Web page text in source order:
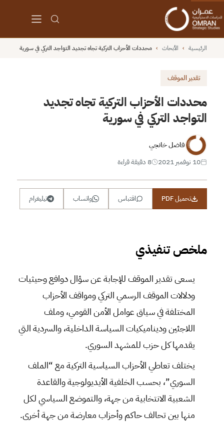
الرئيسية › الأبحاث › محددات الأحزاب التركية تجاه تجديد التواجد التركي في سورية
تقدير الموقف
محددات الأحزاب التركية تجاه تجديد
التواجد التركي في سورية
فاضل خانجي
10 نوفمبر 2021
8 دقيقة قراءة
تحميل PDF اقتباس واتساب تيليغرام
ملخص تنفيذي
يسعى تقدير الموقف للإجابة عن سؤال دوافع وحيثيات
ودلالات الموقف الرسمي التركي ومواقف الأحزاب
المختلفة في سياق عوامل الأمن القومي، وملف
اللاجئين وديناميكيات السياسة الداخلية، والسردية التي
يقدمها كل حزب للمشهد السوري.
يختلف تعاطي الأحزاب السياسية التركية مع “الملف
السوري”، بحسب الخلفية الأيديولوجية والقاعدة
الشعبية الانتخابية من جهة، والتموضع السياسي لكل
منها بين تحالف حاكم وأحزاب معارضة من جهة أخرى.